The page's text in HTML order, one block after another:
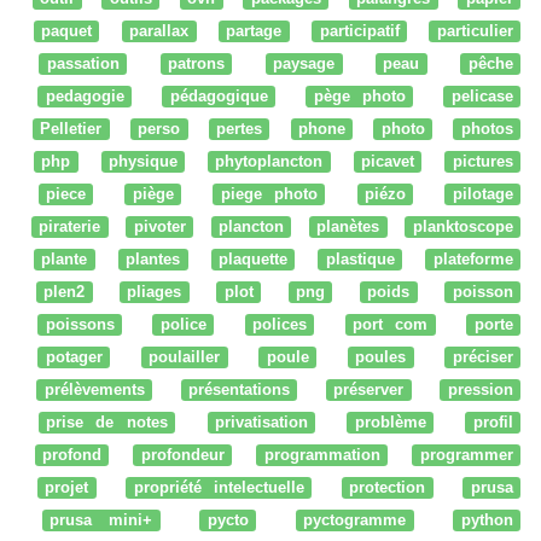
paquet
parallax partage participatif
particulier
passation
patrons paysage peau
pêche
pedagogie
pédagogique pège photo
pelicase
Pelletier
perso pertes phone photo
photos
php
physique phytoplancton picavet
pictures
piece
piège piege photo piézo
pilotage
piraterie
pivoter plancton planètes
planktoscope
plante
plantes plaquette plastique
plateforme
plen2
pliages plot png poids
poisson
poissons
police polices port com
porte
potager
poulailler poule poules
préciser
prélèvements
présentations préserver
pression
prise de notes
privatisation problème
profil
profond
profondeur programmation
programmer
projet
propriété intelectuelle protection
prusa
prusa mini+
pycto pyctogramme python